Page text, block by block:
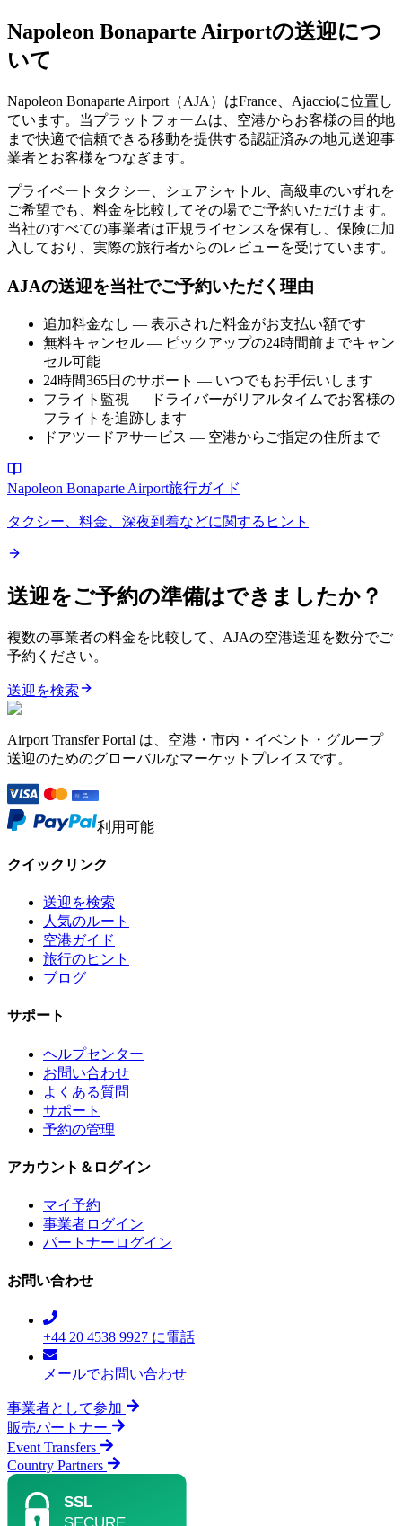
Napoleon Bonaparte Airportの送迎につ
いて
Napoleon Bonaparte Airport（AJA）はFrance、Ajaccioに位置し
ています。当プラットフォームは、空港からお客様の目的地
まで快適で信頼できる移動を提供する認証済みの地元送迎事
業者とお客様をつなぎます。
プライベートタクシー、シェアシャトル、高級車のいずれを
ご希望でも、料金を比較してその場でご予約いただけます。
当社のすべての事業者は正規ライセンスを保有し、保険に加
入しており、実際の旅行者からのレビューを受けています。
AJAの送迎を当社でご予約いただく理由
追加料金なし — 表示された料金がお支払い額です
無料キャンセル — ピックアップの24時間前までキャン
セル可能
24時間365日のサポート — いつでもお手伝いします
フライト監視 — ドライバーがリアルタイムでお客様の
フライトを追跡します
ドアツードアサービス — 空港からご指定の住所まで
Napoleon Bonaparte Airport旅行ガイド
タクシー、料金、深夜到着などに関するヒント
送迎をご予約の準備はできましたか？
複数の事業者の料金を比較して、AJAの空港送迎を数分でご
予約ください。
送迎を検索
Airport Transfer Portal は、空港・市内・イベント・グループ
送迎のためのグローバルなマーケットプレイスです。
利用可能
クイックリンク
送迎を検索
人気のルート
空港ガイド
旅行のヒント
ブログ
サポート
ヘルプセンター
お問い合わせ
よくある質問
サポート
予約の管理
アカウント＆ログイン
マイ予約
事業者ログイン
パートナーログイン
お問い合わせ
+44 20 4538 9927 に電話
メールでお問い合わせ
事業者として参加
販売パートナー
Event Transfers
Country Partners